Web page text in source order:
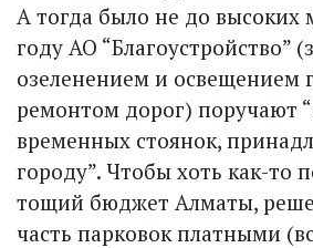
А тогда было не до высоких
году АО “Благоустройство”
озеленением и освещением
ремонтом дорог) поручают
временных стоянок,
городу”. Чтобы хоть как-то
тощий бюджет Алматы,
часть парковок платными